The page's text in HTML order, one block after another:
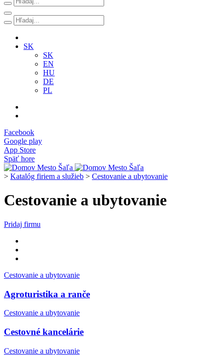
SK
SK
EN
HU
DE
PL
Facebook
Google play
App Store
Späť hore
> Katalóg firiem a služieb > Cestovanie a ubytovanie
Cestovanie a ubytovanie
Pridaj firmu
Cestovanie a ubytovanie
Agroturistika a ranče
Cestovanie a ubytovanie
Cestovné kancelárie
Cestovanie a ubytovanie